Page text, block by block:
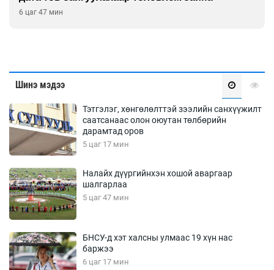
6 цаг 47 мин
Шинэ мэдээ
Тэтгэлэг, хөнгөлөлттэй зээлийн санхүүжилт
саатсанаас олон оюутан төлбөрийн
дарамтад оров
5 цаг 17 мин
Налайх дүүргийнхэн хошой аваргаар
шалгарлаа
5 цаг 47 мин
БНСУ-д хэт халсны улмаас 19 хүн нас
баржээ
6 цаг 17 мин